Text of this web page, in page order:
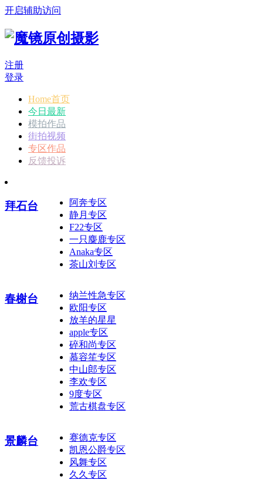
开启辅助访问
注册
登录
Home首页
今日最新
模拍作品
街拍视频
专区作品
反馈投诉
拜石台
阿奔专区
静月专区
F22专区
一只麋鹿专区
Anaka专区
茶山刘专区
春榭台
纳兰性急专区
欧阳专区
放羊的星星
apple专区
碎和尚专区
慕容笙专区
中山郎专区
李欢专区
9度专区
荒古棋盘专区
景麟台
赛德克专区
凯恩公爵专区
风舞专区
久久专区